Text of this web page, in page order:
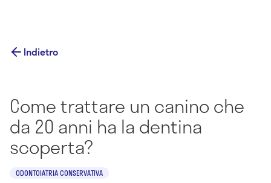
Indietro
Come trattare un canino che
da 20 anni ha la dentina
scoperta?
ODONTOIATRIA CONSERVATIVA